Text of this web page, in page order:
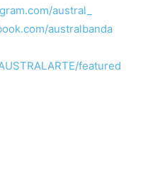
austral_
australbanda
featured